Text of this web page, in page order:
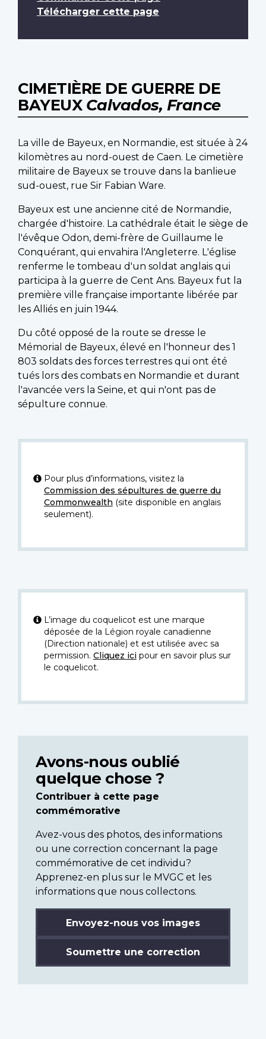
Télécharger cette page
CIMETIÈRE DE GUERRE DE
BAYEUX Calvados, France
La ville de Bayeux, en Normandie, est située à 24
kilomètres au nord-ouest de Caen. Le cimetière
militaire de Bayeux se trouve dans la banlieue
sud-ouest, rue Sir Fabian Ware.
Bayeux est une ancienne cité de Normandie,
chargée d'histoire. La cathédrale était le siège de
l'évêque Odon, demi-frère de Guillaume le
Conquérant, qui envahira l'Angleterre. L'église
renferme le tombeau d'un soldat anglais qui
participa à la guerre de Cent Ans. Bayeux fut la
première ville française importante libérée par
les Alliés en juin 1944.
Du côté opposé de la route se dresse le
Mémorial de Bayeux, élevé en l'honneur des 1
803 soldats des forces terrestres qui ont été
tués lors des combats en Normandie et durant
l'avancée vers la Seine, et qui n'ont pas de
sépulture connue.
Pour plus d’informations, visitez la
Commission des sépultures de guerre du
Commonwealth (site disponible en anglais
seulement).
L’image du coquelicot est une marque
déposée de la Légion royale canadienne
(Direction nationale) et est utilisée avec sa
permission. Cliquez icipour en savoir plus sur
le coquelicot.
Avons-nous oublié
quelque chose ?
Contribuer à cette page
commémorative
Avez-vous des photos, des informations
ou une correction concernant la page
commémorative de cet individu?
Apprenez-en plus sur le MVGC et les
informations que nous collectons.
Envoyez-nous vos images
Soumettre une correction